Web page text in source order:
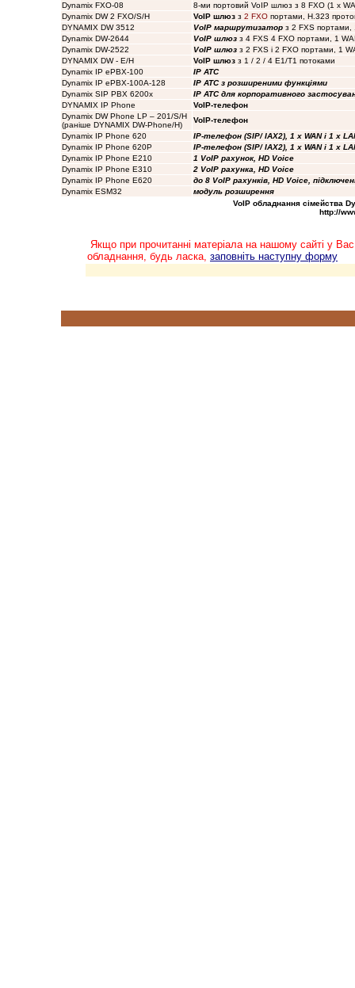
Dynamix FXO-08
8-ми портовий VoIP шлюз з 8 FXO (1 x
Dynamix DW 2 FXO/S/H
VoIP шлюз з 2 FXO портами, H.323
DYNAMIX DW 3512
VoIP маршрутизатор з 2 FXS портами,
Dynamix DW-2644
VoIP шлюз з 4 FXS 4 FXO портами, 1
Dynamix DW-2522
VoIP шлюз з 2 FXS і 2 FXO портами, 1
DYNAMIX DW - E/H
VoIP шлюз з 1 / 2 / 4 E1/T1 потоками
Dynamix IP ePBX-100
IP ATC
Dynamix IP ePBX-100A-128
IP ATC з розширеними функціями
Dynamix SIP PBX 6200x
IP ATC для корпоративного
DYNAMIX IP Phone
VoIP-телефон
Dynamix DW Phone LP – 201/S/H
(раніше DYNAMIX DW-Phone/H)
VoIP-телефон
Dynamix IP Phone 620
IP-телефон (SIP/ IAX2), 1 x WAN і 1 x
Dynamix IP Phone 620P
IP-телефон (SIP/ IAX2), 1 x WAN і 1 x
Dynamix IP Phone E210
1 VoIP рахунок, HD Voice
Dynamix IP Phone E310
2 VoIP рахунка, HD Voice
Dynamix IP Phone E620
до 8 VoIP рахунків, HD Voice,
Dynamix ESM32
модуль розширення
VoIP обладнання сімейства
http://
Якщо при прочитанні матеріала на нашому сайті у
обладнання, будь ласка, заповніть наступну форму